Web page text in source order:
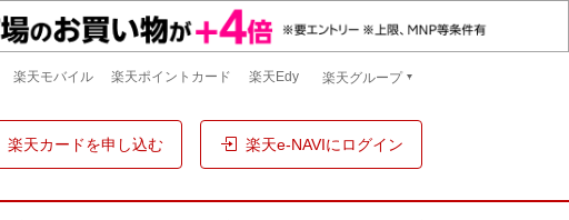
楽天モバイル 楽天ポイントカード 楽天Edy 楽天グループ
楽天カードを申し込む 楽天e-NAVIにログイン